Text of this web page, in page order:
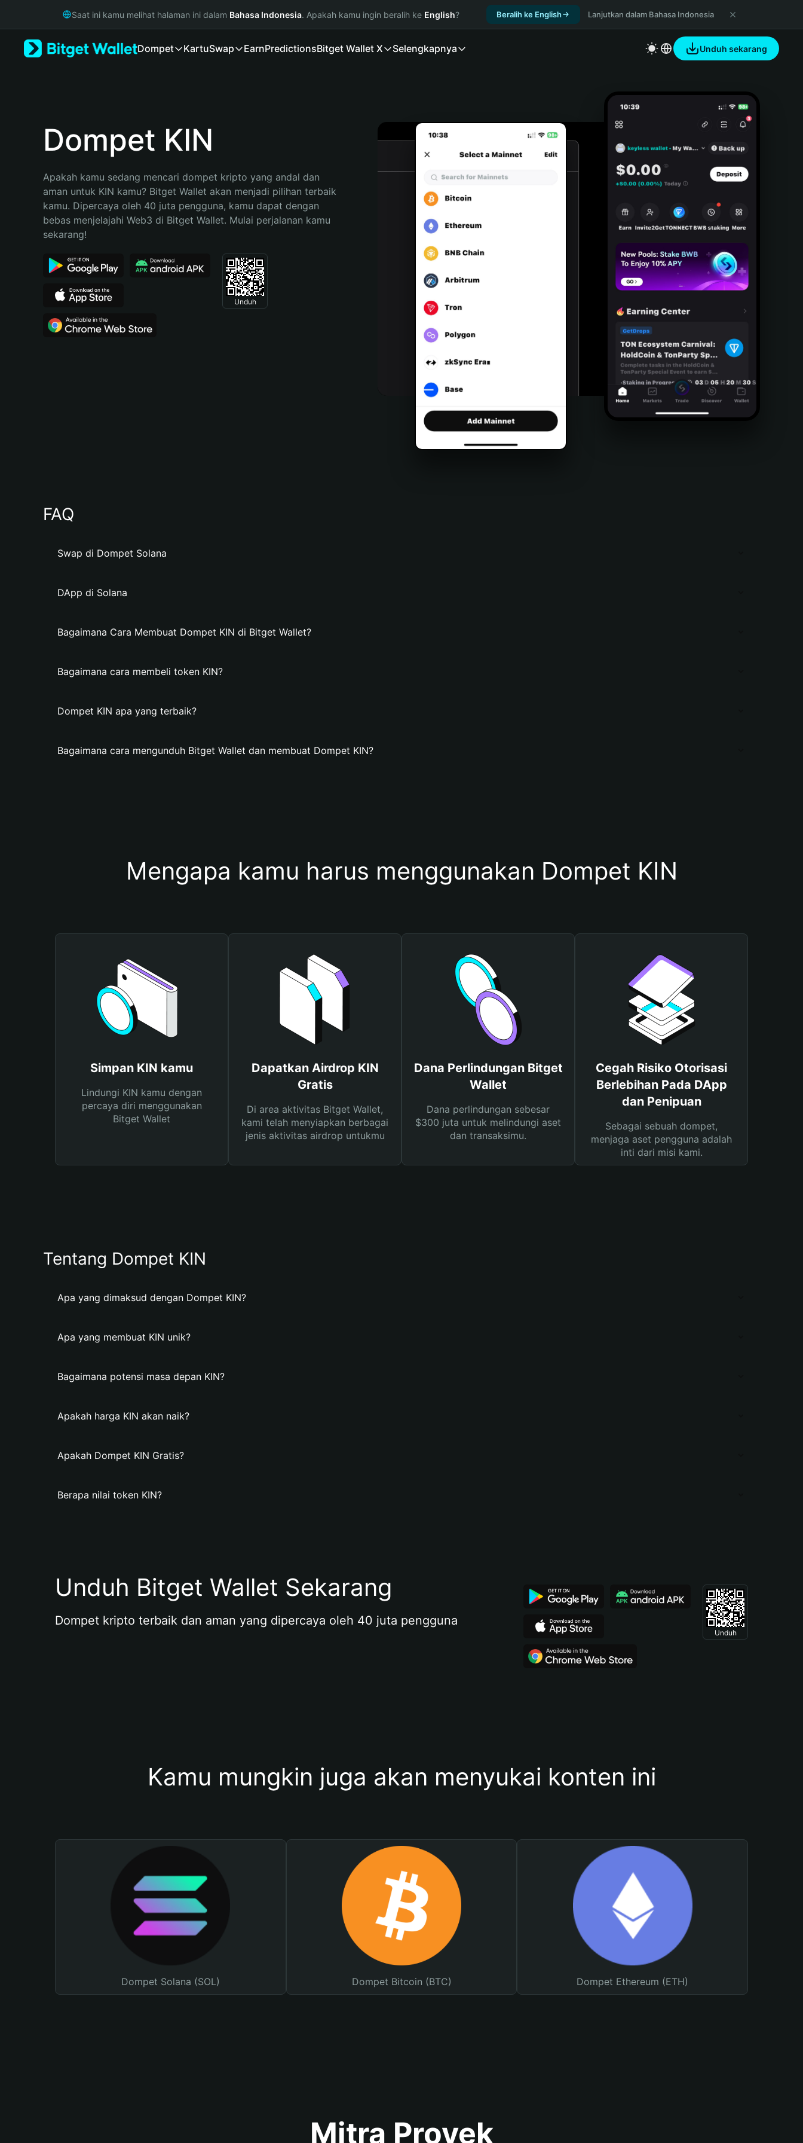
Русский
Bahasa Indonesia
Español (Argentina)
Saat ini kamu melihat halaman ini dalam Bahasa Indonesia. Apakah kamu ingin beralih ke English? Beralih ke English Lanjutkan dalam Bahasa Indonesia
Dompet KartuSwap EarnPredictionsBitget Wallet X Selengkapnya Unduh sekarang
Dompet KIN
Apakah kamu sedang mencari dompet kripto yang andal dan
aman untuk KIN kamu? Bitget Wallet akan menjadi pilihan terbaik
kamu. Dipercaya oleh 40 juta pengguna, kamu dapat dengan
bebas menjelajahi Web3 di Bitget Wallet. Mulai perjalanan kamu
sekarang!
Unduh
FAQ
Swap di Dompet Solana
DApp di Solana
Bagaimana Cara Membuat Dompet KIN di Bitget Wallet?
Bagaimana cara membeli token KIN?
Dompet KIN apa yang terbaik?
Bagaimana cara mengunduh Bitget Wallet dan membuat Dompet KIN?
Mengapa kamu harus menggunakan Dompet KIN
Simpan KIN kamu
Lindungi KIN kamu dengan
percaya diri menggunakan
Bitget Wallet
Dapatkan Airdrop KIN
Gratis
Di area aktivitas Bitget Wallet,
kami telah menyiapkan berbagai
jenis aktivitas airdrop untukmu
Dana Perlindungan Bitget
Wallet
Dana perlindungan sebesar
$300 juta untuk melindungi aset
dan transaksimu.
Cegah Risiko Otorisasi
Berlebihan Pada DApp
dan Penipuan
Sebagai sebuah dompet,
menjaga aset pengguna adalah
inti dari misi kami.
Tentang Dompet KIN
Apa yang dimaksud dengan Dompet KIN?
Apa yang membuat KIN unik?
Bagaimana potensi masa depan KIN?
Apakah harga KIN akan naik?
Apakah Dompet KIN Gratis?
Berapa nilai token KIN?
Unduh Bitget Wallet Sekarang
Dompet kripto terbaik dan aman yang dipercaya oleh 40 juta pengguna
Unduh
Kamu mungkin juga akan menyukai konten ini
Dompet Solana (SOL) Dompet Bitcoin (BTC) Dompet Ethereum (ETH)
Mitra Proyek